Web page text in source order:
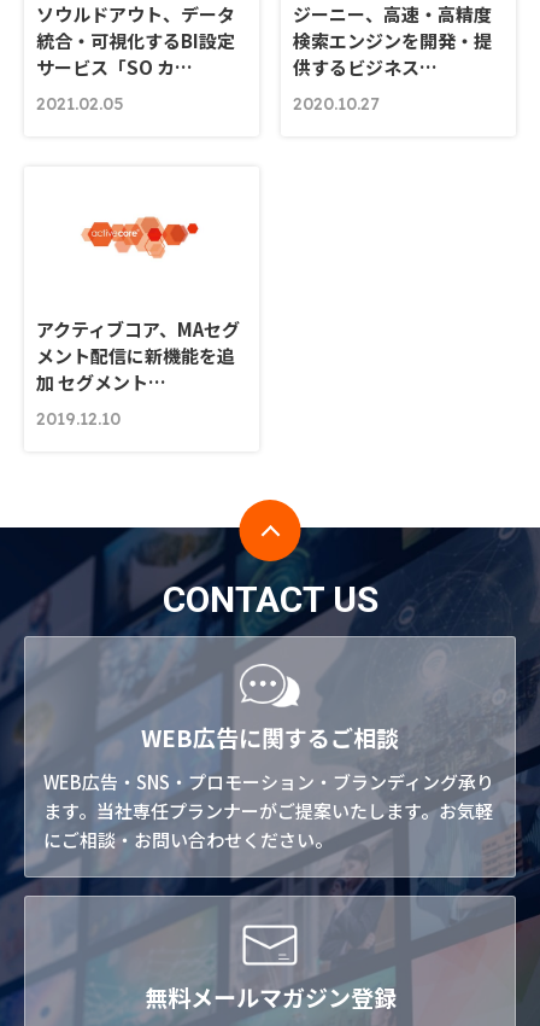
ソウルドアウト、データ
統合・可視化するBI設定
サービス「SO カ…
2021.02.05
ジーニー、高速・高精度
検索エンジンを開発・提
供するビジネス…
2020.10.27
アクティブコア、MAセグ
メント配信に新機能を追
加 セグメント…
2019.12.10
CONTACT US
WEB広告に関するご相談
WEB広告・SNS・プロモーション・ブランディング承り
ます。当社専任プランナーがご提案いたします。お気軽
にご相談・お問い合わせください。
無料メールマガジン登録